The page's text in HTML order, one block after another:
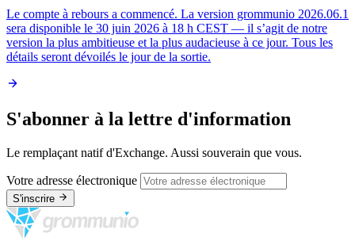
Le compte à rebours a commencé. La version grommunio 2026.06.1
sera disponible le 30 juin 2026 à 18 h CEST — il s’agit de notre
version la plus ambitieuse et la plus audacieuse à ce jour. Tous les
détails seront dévoilés le jour de la sortie.
S'abonner à la lettre d'information
Le remplaçant natif d'Exchange. Aussi souverain que vous.
Votre adresse électronique
S'inscrire